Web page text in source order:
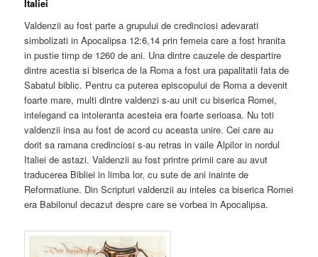
Italiei
Valdenzii au fost parte a grupului de credinciosi adevarati
simbolizati in Apocalipsa 12:6,14 prin femeia care a fost hranita
in pustie timp de 1260 de ani. Una dintre cauzele de despartire
dintre acestia si biserica de la Roma a fost ura papalitatii fata de
Sabatul biblic. Pentru ca puterea episcopului de Roma a devenit
foarte mare, multi dintre valdenzi s-au unit cu biserica Romei,
intelegand ca intoleranta acesteia era foarte serioasa. Nu toti
valdenzii insa au fost de acord cu aceasta unire. Cei care au
dorit sa ramana credinciosi s-au retras in vaile Alpilor in nordul
Italiei de astazi. Valdenzii au fost printre primii care au avut
traducerea Bibliei in limba lor, cu sute de ani inainte de
Reformatiune. Din Scripturi valdenzii au inteles ca biserica Romei
era Babilonul decazut despre care se vorbea in Apocalipsa.